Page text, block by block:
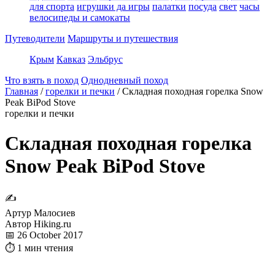
для спорта игрушки да игры палатки посуда свет часы
велосипеды и самокаты
Путеводители Маршруты и путешествия
Крым Кавказ Эльбрус
Что взять в поход Однодневный поход
Главная / горелки и печки / Складная походная горелка Snow
Peak BiPod Stove
горелки и печки
Складная походная горелка
Snow Peak BiPod Stove
✍
Артур Малосиев
Автор Hiking.ru
📅 26 October 2017
⏱ 1 мин чтения